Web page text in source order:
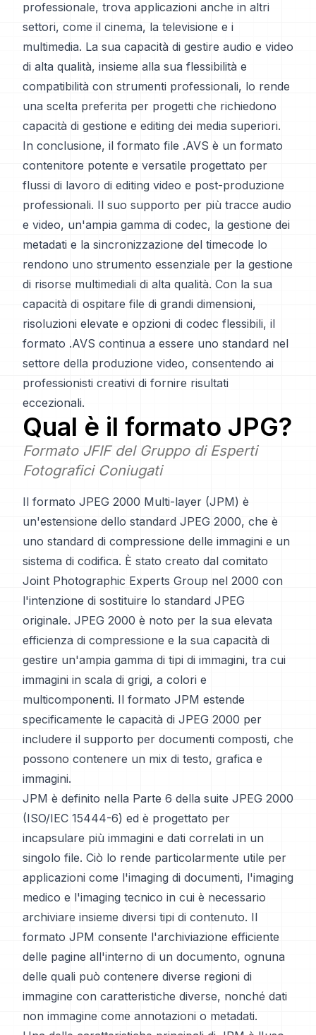
professionale, trova applicazioni anche in altri
settori, come il cinema, la televisione e i
multimedia. La sua capacità di gestire audio e video
di alta qualità, insieme alla sua flessibilità e
compatibilità con strumenti professionali, lo rende
una scelta preferita per progetti che richiedono
capacità di gestione e editing dei media superiori.
In conclusione, il formato file .AVS è un formato
contenitore potente e versatile progettato per
flussi di lavoro di editing video e post-produzione
professionali. Il suo supporto per più tracce audio
e video, un'ampia gamma di codec, la gestione dei
metadati e la sincronizzazione del timecode lo
rendono uno strumento essenziale per la gestione
di risorse multimediali di alta qualità. Con la sua
capacità di ospitare file di grandi dimensioni,
risoluzioni elevate e opzioni di codec flessibili, il
formato .AVS continua a essere uno standard nel
settore della produzione video, consentendo ai
professionisti creativi di fornire risultati
eccezionali.
Qual è il formato JPG?
Formato JFIF del Gruppo di Esperti
Fotografici Coniugati
Il formato JPEG 2000 Multi-layer (JPM) è
un'estensione dello standard JPEG 2000, che è
uno standard di compressione delle immagini e un
sistema di codifica. È stato creato dal comitato
Joint Photographic Experts Group nel 2000 con
l'intenzione di sostituire lo standard JPEG
originale. JPEG 2000 è noto per la sua elevata
efficienza di compressione e la sua capacità di
gestire un'ampia gamma di tipi di immagini, tra cui
immagini in scala di grigi, a colori e
multicomponenti. Il formato JPM estende
specificamente le capacità di JPEG 2000 per
includere il supporto per documenti composti, che
possono contenere un mix di testo, grafica e
immagini.
JPM è definito nella Parte 6 della suite JPEG 2000
(ISO/IEC 15444-6) ed è progettato per
incapsulare più immagini e dati correlati in un
singolo file. Ciò lo rende particolarmente utile per
applicazioni come l'imaging di documenti, l'imaging
medico e l'imaging tecnico in cui è necessario
archiviare insieme diversi tipi di contenuto. Il
formato JPM consente l'archiviazione efficiente
delle pagine all'interno di un documento, ognuna
delle quali può contenere diverse regioni di
immagine con caratteristiche diverse, nonché dati
non immagine come annotazioni o metadati.